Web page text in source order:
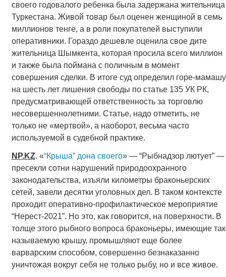
своего годовалого ребенка была задержана жительница
Туркестана. Живой товар был оценен женщиной в семь
миллионов тенге, а в роли покупателей выступили
оперативники. Гораздо дешевле оценила свое дите
жительница Шымкента, которая просила всего миллион
и также была поймана с поличным в момент
совершения сделки. В итоге суд определил горе-мамашу
на шесть лет лишения свободы по статье 135 УК РК,
предусматривающей ответственность за торговлю
несовершеннолетними. Статье, надо отметить, не
только не «мертвой», а наоборот, весьма часто
используемой в судебной практике.
NP.KZ. «“Крыша” дона своего» — “Рыбнадзор лютует” —
пресекли сотни нарушений природоохранного
законодательства, изъяли километры браконьерских
сетей, завели десятки уголовных дел. В таком контексте
проходит оперативно-профилактическое мероприятие
“Нерест-2021”. Но это, как говорится, на поверхности. В
толще этого рыбного вопроса браконьеры, имеющие так
называемую крышу, промышляют еще более
варварским способом, совершенно безнаказанно
уничтожая вокруг себя не только рыбу, но и все живое.